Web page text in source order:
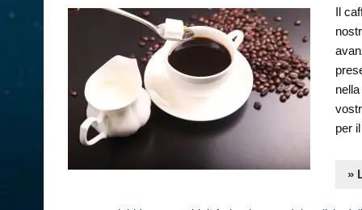
Il
per
»